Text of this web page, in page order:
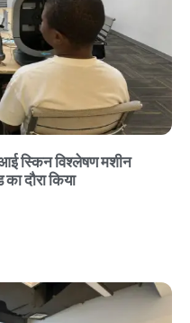
स्किन विश्लेषण मशीन
दौरा किया